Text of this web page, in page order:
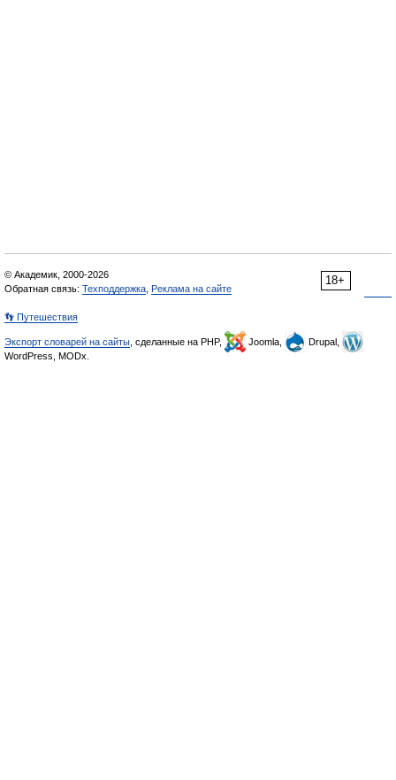
18+
© Академик, 2000-2026
Обратная связь: Техподдержка Реклама на сайте
👣 Путешествия
Экспорт словарей на сайты , сделанные на PHP, Joomla,
Drupal,
WordPress, MODx.